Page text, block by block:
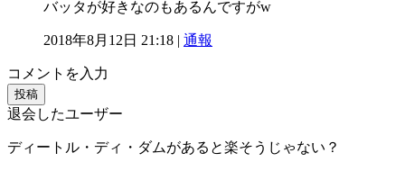
バッタが好きなのもあるんですがw
2018年8月12日 21:18 | 通報
コメントを入力
投稿
退会したユーザー
ディートル・ディ・ダムがあると楽そうじゃない？